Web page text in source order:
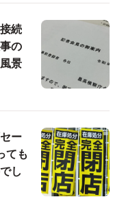
続
の
景
ー
ても
し